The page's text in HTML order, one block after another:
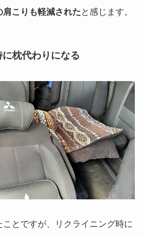
肩こりも軽減された と感じます。
枕代わりになる
とですが、リクライニング時に